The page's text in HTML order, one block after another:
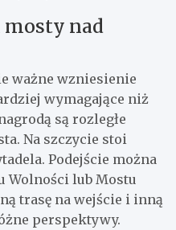
nad
ważne wzniesienie
wymagające niż
są rozległe
Na szczycie stoi
Podejście można
Wolności lub Mostu
trasę na wejście i inną
perspektywy.